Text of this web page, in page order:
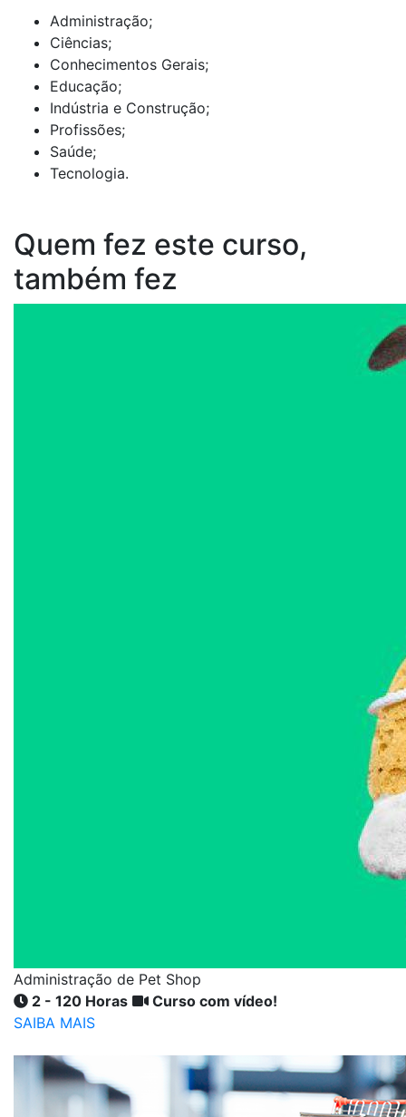
Administração;
Ciências;
Conhecimentos Gerais;
Educação;
Indústria e Construção;
Profissões;
Saúde;
Tecnologia.
Quem fez este curso,
também fez
Administração de Pet Shop
2 - 120 Horas
Curso com vídeo!
SAIBA MAIS